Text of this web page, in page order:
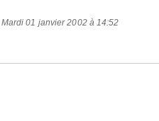
Mardi 01 janvier 2002 à 14:52